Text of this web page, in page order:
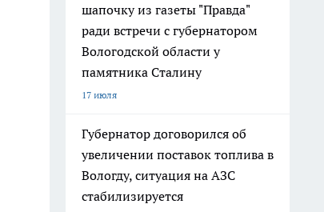
шапочку из газеты "Правда"
ради встречи с губернатором
Вологодской области у
памятника Сталину
17 июля
Губернатор договорился об
увеличении поставок топлива в
Вологду, ситуация на АЗС
стабилизируется